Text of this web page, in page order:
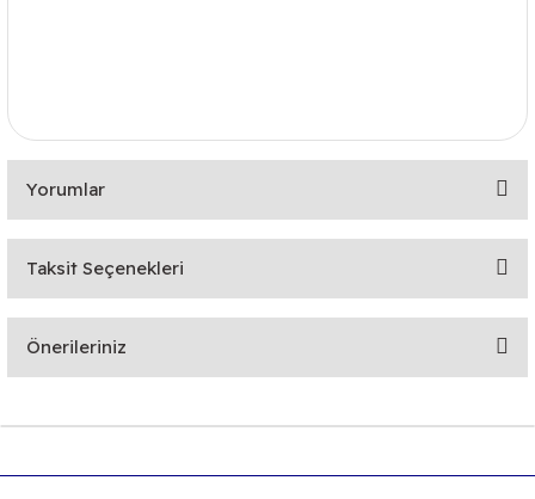
Yorumlar
Bu ürüne ilk yorumu siz yapın!
Taksit Seçenekleri
Önerileriniz